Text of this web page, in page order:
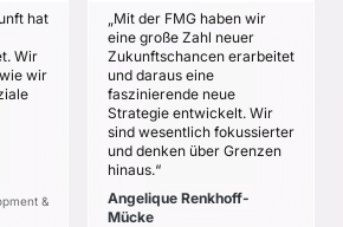
hat
Wir
wir
&
zu
der
„Mit der FMG haben wir
eine große Zahl neuer
Zukunftschancen erarbeitet
und daraus eine
faszinierende neue
Strategie entwickelt. Wir
sind wesentlich fokussierter
und denken über Grenzen
hinaus.“
Angelique Renkhoff-
Mücke
weiter präzisiert und
konkretisiert, mit
Innovationen
angereichert und
leichter
kommunizierbar
gemacht werden.